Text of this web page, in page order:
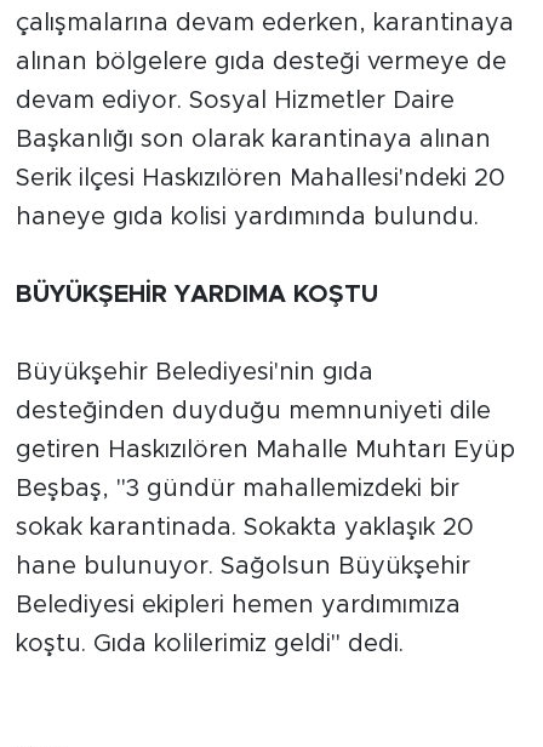
çalışmalarına devam ederken, karantinaya
alınan bölgelere gıda desteği vermeye de
devam ediyor. Sosyal Hizmetler Daire
Başkanlığı son olarak karantinaya alınan
Serik ilçesi Haskızılören Mahallesi'ndeki 20
haneye gıda kolisi yardımında bulundu.
BÜYÜKŞEHİR YARDIMA KOŞTU
Büyükşehir Belediyesi'nin gıda
desteğinden duyduğu memnuniyeti dile
getiren Haskızılören Mahalle Muhtarı Eyüp
Beşbaş, "3 gündür mahallemizdeki bir
sokak karantinada. Sokakta yaklaşık 20
hane bulunuyor. Sağolsun Büyükşehir
Belediyesi ekipleri hemen yardımımıza
koştu. Gıda kolilerimiz geldi" dedi.